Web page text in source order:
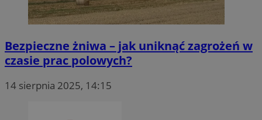
Bezpieczne żniwa – jak uniknąć zagrożeń w
czasie prac polowych?
14 sierpnia 2025, 14:15